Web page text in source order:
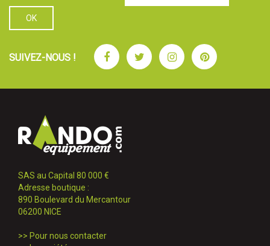
SUIVEZ-NOUS ! FacebookTwitterInstagramPinterest
SAS au Capital 80 000 €
Adresse boutique :
890 Boulevard du Mercantour
06200 NICE
>> Pour nous contacter